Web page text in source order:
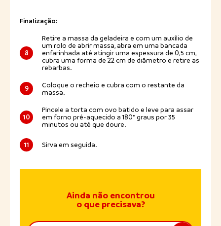
Finalização:
8
Retire a massa da geladeira e com um auxílio de
um rolo de abrir massa, abra em uma bancada
enfarinhada até atingir uma espessura de 0,5 cm,
cubra uma forma de 22 cm de diâmetro e retire as
rebarbas.
9
Coloque o recheio e cubra com o restante da
massa.
10
Pincele a torta com ovo batido e leve para assar
em forno pré-aquecido a 180° graus por 35
minutos ou até que doure.
11 Sirva em seguida.
Ainda não encontrou
o que precisava?